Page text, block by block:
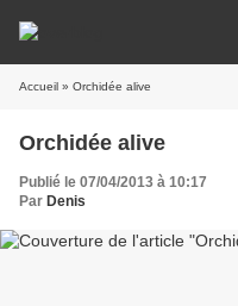
Accueil » Orchidée alive
Orchidée alive
Publié le 07/04/2013 à 10:17
Par Denis